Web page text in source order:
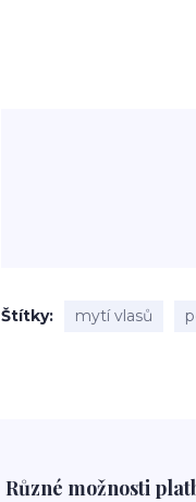
Štítky mytí vlasů
Různé možnosti